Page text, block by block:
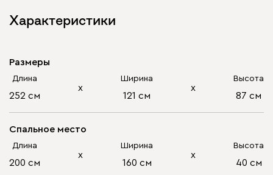
Характеристики
Размеры
Длина
252 см
х
Ширина
121 см
х
Высота
87 см
Спальное место
Длина
200 см
х
Ширина
160 см
х
Высота
40 см